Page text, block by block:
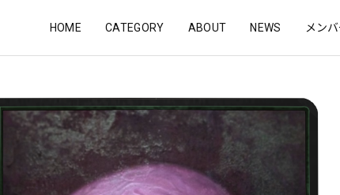
HOME CATEGORY ABOUT NEWS メン